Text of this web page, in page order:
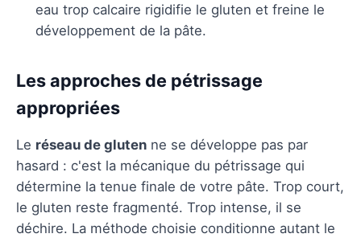
eau trop calcaire rigidifie le gluten et freine le
développement de la pâte.
Les approches de pétrissage
appropriées
Le réseau de gluten ne se développe pas par
hasard : c'est la mécanique du pétrissage qui
détermine la tenue finale de votre pâte. Trop court,
le gluten reste fragmenté. Trop intense, il se
déchire. La méthode choisie conditionne autant le